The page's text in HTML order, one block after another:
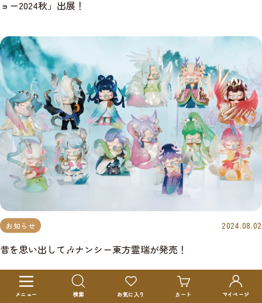
ョー2024秋」出展！
お知らせ 2024.08.02
昔を思い出して🎶ナンシー東方霊瑞が発売！
ナ
メニュー 検索 お気に入り カート マイページ